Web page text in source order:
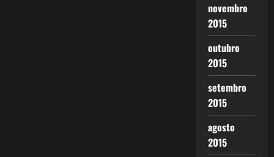
novembro
2015
outubro
2015
setembro
2015
agosto
2015